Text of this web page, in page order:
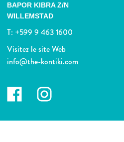
BAPOR KIBRA Z/N
WILLEMSTAD
T: +599 9 463 1600
Visitez le site Web
info@the-kontiki.com